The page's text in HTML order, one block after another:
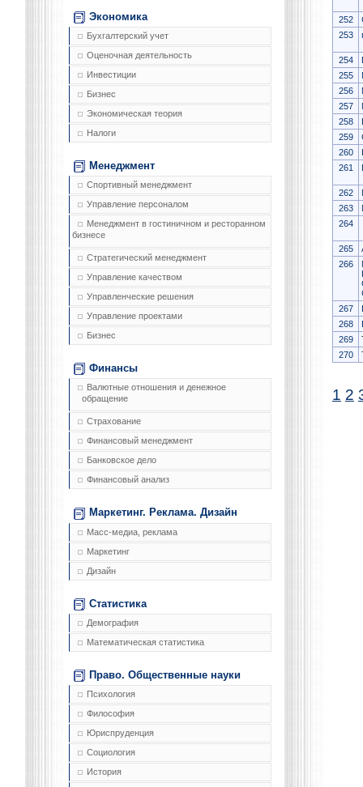
Экономика
Бухгалтерский учет
Оценочная деятельность
Инвестиции
Бизнес
Экономическая теория
Налоги
Менеджмент
Спортивный менеджмент
Управление персоналом
Менеджмент в гостиничном и ресторанном
бизнесе
Стратегический менеджмент
Управление качеством
Управленческие решения
Управление проектами
Бизнес
Финансы
Валютные отношения и денежное
обращение
Страхование
Финансовый менеджмент
Банковское дело
Финансовый анализ
Маркетинг. Реклама. Дизайн
Масс-медиа, реклама
Маркетинг
Дизайн
Статистика
Демография
Математическая статистика
Право. Общественные науки
Психология
Философия
Юриспруденция
Социология
История
252
253
254
255
256
257
258
259
260
261
262
263
264
265
266
267
268
269
270
1 2